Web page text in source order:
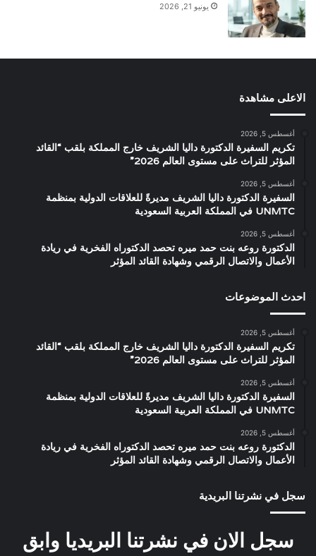
يونيو 21, 2026
الاعلى مشاهدة
أغسطس 5, 2026
تكريم السفيرة الدكتورة داليا الشريف خارج المملكة بلقب “القائد
المؤثر للتراث على مستوى العالم 2026”
أغسطس 5, 2026
السفيرة الدكتورة داليا الشريف مديرةً للعلاقات الدولية بمنظمة
UNMTC في المملكة العربية السعودية
أغسطس 5, 2026
الدكتورة روعه بنت حمد ميره تحصد الدكتوراه الفخرية في ريادة
الأعمال والاتصال الرقمي وشهادة القائد المؤثر
احدث الموضوعات
أغسطس 5, 2026
تكريم السفيرة الدكتورة داليا الشريف خارج المملكة بلقب “القائد
المؤثر للتراث على مستوى العالم 2026”
أغسطس 5, 2026
السفيرة الدكتورة داليا الشريف مديرةً للعلاقات الدولية بمنظمة
UNMTC في المملكة العربية السعودية
أغسطس 5, 2026
الدكتورة روعه بنت حمد ميره تحصد الدكتوراه الفخرية في ريادة
الأعمال والاتصال الرقمي وشهادة القائد المؤثر
سجل في نشرتنا البريدية
سجل الان في نشرتنا البريديا وابق